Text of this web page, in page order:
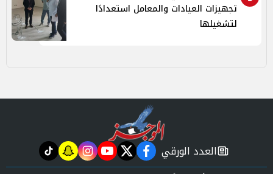
تجهيزات العيادات والمعامل استعدادًا
لتشغيلها
newspaper
العدد الورقي facebook
twitter
youtube
instagram
snapchat
tiktok